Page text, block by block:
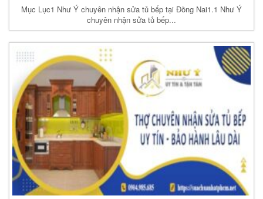
Mục Lục1 Như Ý chuyên nhận sửa tủ bếp tại Đồng Nai1.1 Như Ý
chuyên nhận sửa tủ bếp...